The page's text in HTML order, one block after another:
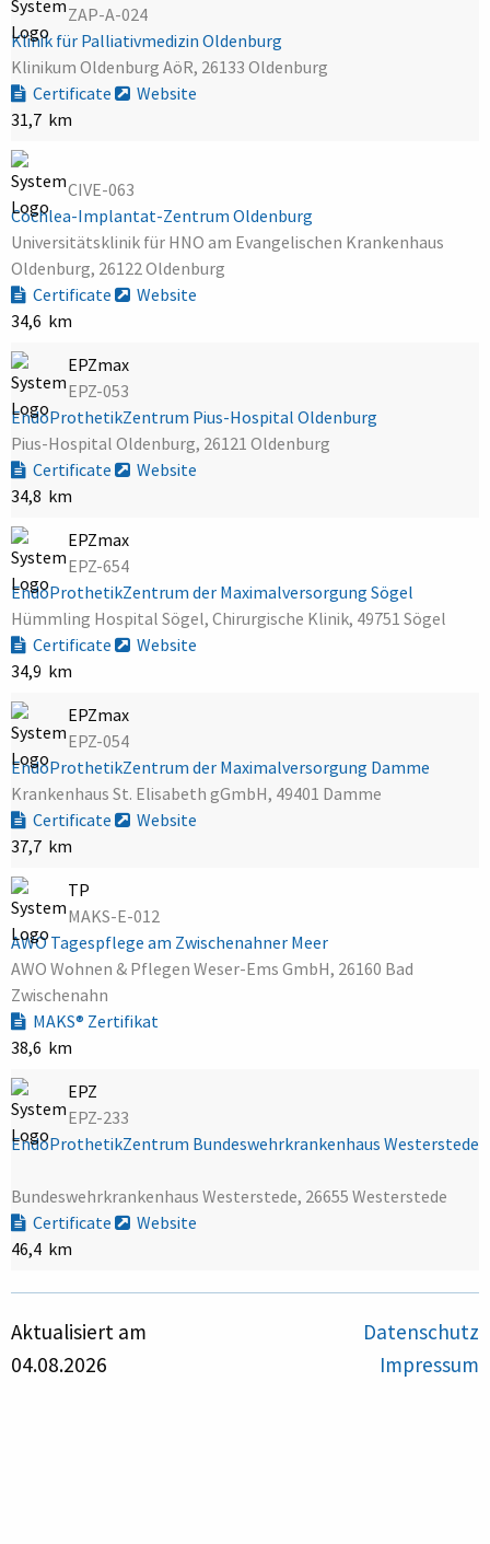
ZAP-A-024
Klinik für Palliativmedizin Oldenburg
Klinikum Oldenburg AöR, 26133 Oldenburg
Certificate
Website
31,7 km
CIVE-063
Cochlea-Implantat-Zentrum Oldenburg
Universitätsklinik für HNO am Evangelischen Krankenhaus
Oldenburg, 26122 Oldenburg
Certificate
Website
34,6 km
EPZmax
EPZ-053
EndoProthetikZentrum Pius-Hospital Oldenburg
Pius-Hospital Oldenburg, 26121 Oldenburg
Certificate
Website
34,8 km
EPZmax
EPZ-654
EndoProthetikZentrum der Maximalversorgung Sögel
Hümmling Hospital Sögel, Chirurgische Klinik, 49751 Sögel
Certificate
Website
34,9 km
EPZmax
EPZ-054
EndoProthetikZentrum der Maximalversorgung Damme
Krankenhaus St. Elisabeth gGmbH, 49401 Damme
Certificate
Website
37,7 km
TP
MAKS-E-012
AWO Tagespflege am Zwischenahner Meer
AWO Wohnen & Pflegen Weser-Ems GmbH, 26160 Bad
Zwischenahn
MAKS® Zertifikat
38,6 km
EPZ
EPZ-233
EndoProthetikZentrum Bundeswehrkrankenhaus Westerstede
Bundeswehrkrankenhaus Westerstede, 26655 Westerstede
Certificate
Website
46,4 km
Aktualisiert am
04.08.2026
Datenschutz
Impressum